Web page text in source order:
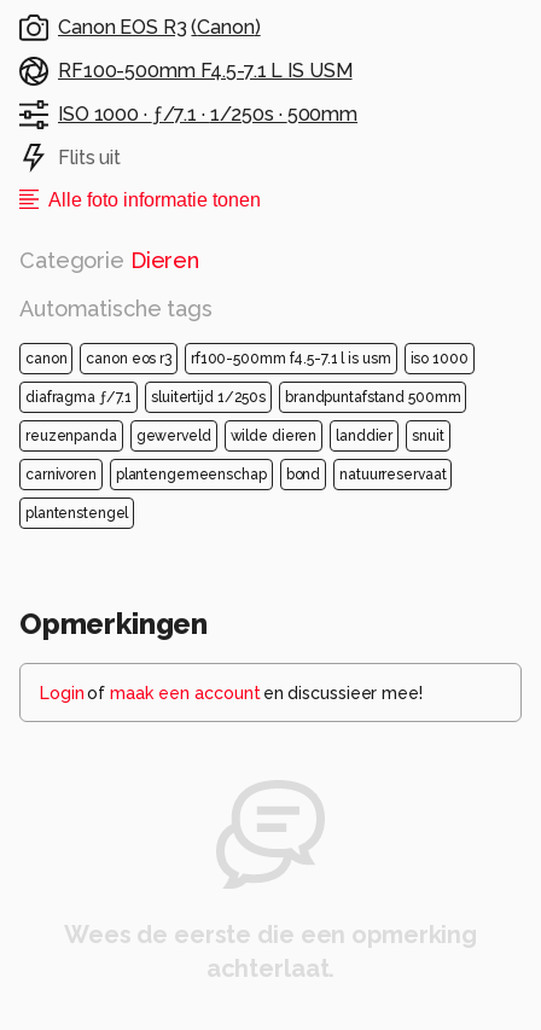
Canon EOS R3 (Canon)
RF100-500mm F4.5-7.1 L IS USM
ISO 1000 · ƒ/7.1 · 1/250s · 500mm
Flits uit
Alle foto informatie tonen
Categorie Dieren
Automatische tags
canon canon eos r3 rf100-500mm f4.5-7.1 l is usm iso 1000
diafragma ƒ/7.1 sluitertijd 1/250s brandpuntafstand 500mm
reuzenpanda gewerveld wilde dieren landdier snuit
carnivoren plantengemeenschap bond natuurreservaat
plantenstengel
Opmerkingen
Loginof maak een account en discussieer mee!
Wees de eerste die een opmerking
achterlaat.